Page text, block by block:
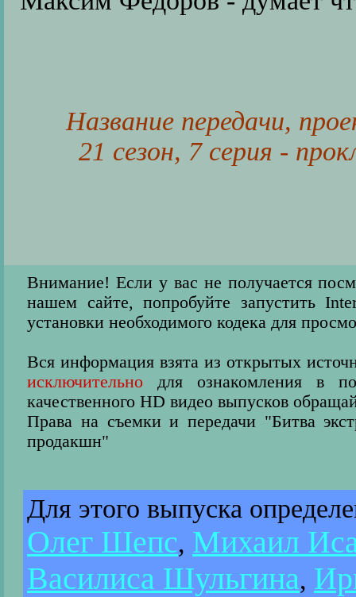
Название передачи,
21 сезон, 7 серия -
Внимание! Если у вас не получается
нашем сайте, попробуйте запустить
установки необходимого кодека для
Вся информация взята из открытых
исключительно для ознакомления в
качественного HD видео выпусков
Права на съемки и передачи "Битва
продакшн"
Для этого выпуска
Олег Шепс, Михаил
Василиса Шульгина,